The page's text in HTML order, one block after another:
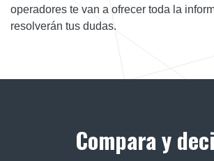
operadores te van a ofrecer toda la
resolverán tus dudas.
Compara y